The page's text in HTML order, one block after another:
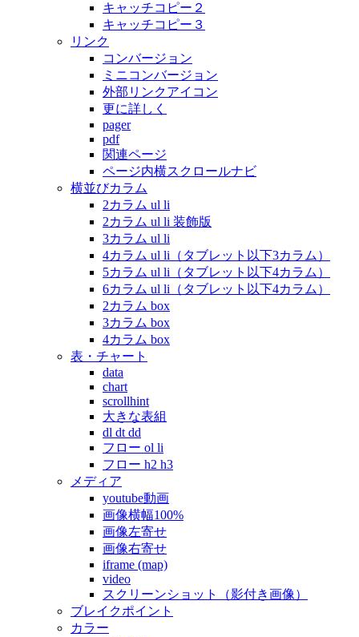
キャッチコピー２
キャッチコピー３
リンク
コンバージョン
ミニコンバージョン
外部リンクアイコン
更に詳しく
pager
pdf
関連ページ
ページ内横スクロールナビ
横並びカラム
2カラム ul li
2カラム ul li 装飾版
3カラム ul li
4カラム ul li（タブレット以下3カラム）
5カラム ul li（タブレット以下4カラム）
6カラム ul li（タブレット以下4カラム）
2カラム box
3カラム box
4カラム box
表・チャート
data
chart
scrollhint
大きな表組
dl dt dd
フロー ol li
フロー h2 h3
メディア
youtube動画
画像横幅100%
画像左寄せ
画像右寄せ
iframe (map)
video
スクリーンショット（影付き画像）
ブレイクポイント
カラー